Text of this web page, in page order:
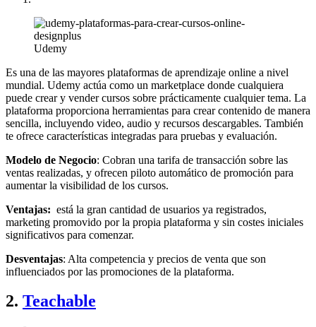
Udemy
Es una de las mayores plataformas de aprendizaje online a nivel
mundial. Udemy actúa como un marketplace donde cualquiera
puede crear y vender cursos sobre prácticamente cualquier tema. La
plataforma proporciona herramientas para crear contenido de manera
sencilla, incluyendo video, audio y recursos descargables. También
te ofrece características integradas para pruebas y evaluación.
Modelo de Negocio: Cobran una tarifa de transacción sobre las
ventas realizadas, y ofrecen piloto automático de promoción para
aumentar la visibilidad de los cursos.
Ventajas: está la gran cantidad de usuarios ya registrados,
marketing promovido por la propia plataforma y sin costes iniciales
significativos para comenzar.
Desventajas: Alta competencia y precios de venta que son
influenciados por las promociones de la plataforma.
2. Teachable